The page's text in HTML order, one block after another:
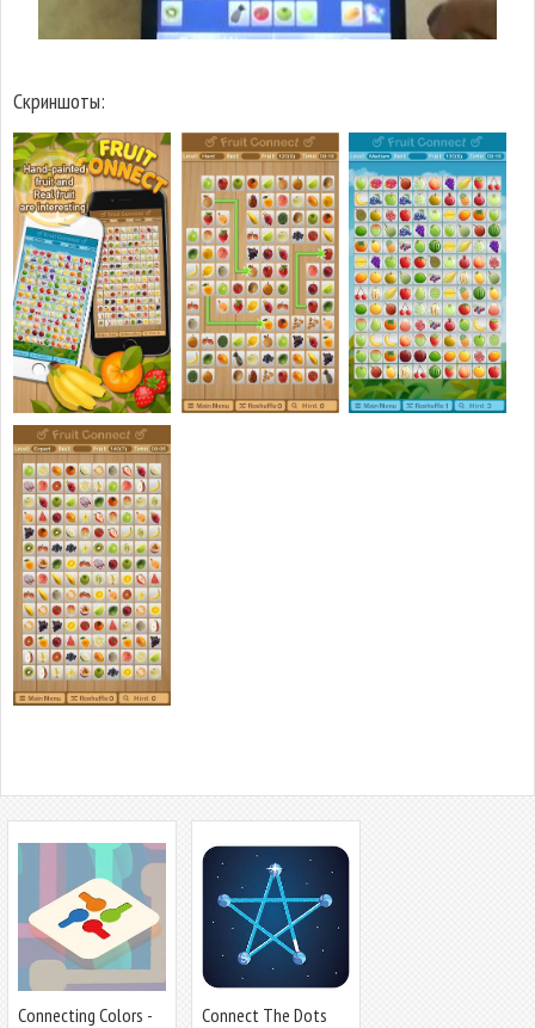
Скриншоты:
Connecting Colors -
Connect The Dots